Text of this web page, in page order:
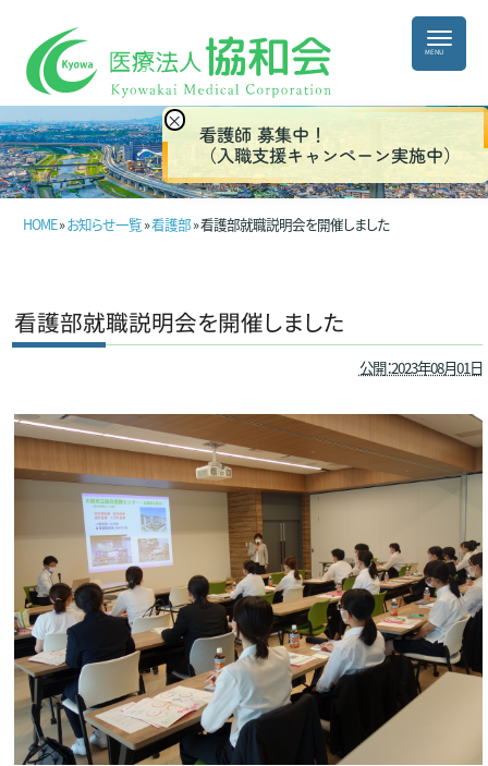
HOME»お知らせ一覧»看護部» 看護部就職説明会を開催しました
看護部就職説明会を開催しました
公開：2023年08月01日
×
看護師 募集中！
（入職支援キャンペーン実施中）